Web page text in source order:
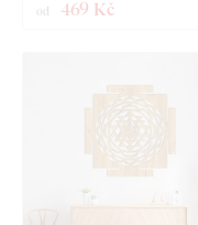
od 469 Kč